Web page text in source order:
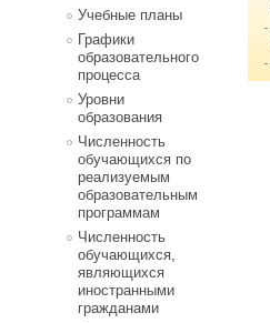
Учебные планы
Графики
образовательного
процесса
Уровни
образования
Численность
обучающихся по
реализуемым
образовательным
программам
Численность
обучающихся,
являющихся
иностранными
гражданами